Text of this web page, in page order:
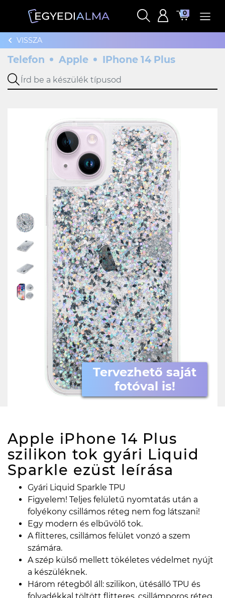
0
VISSZA
Telefon Apple IPhone 14 Plus
Tervezhető saját
fotóval is!
Apple iPhone 14 Plus
szilikon tok gyári Liquid
Sparkle ezüst leírása
Gyári Liquid Sparkle TPU
Figyelem! Teljes felületű nyomtatás után a
folyékony csillámos réteg nem fog látszani!
Egy modern és elbűvölő tok.
A flitteres, csillámos felület vonzó a szem
számára.
A szép külső mellett tökéletes védelmet nyújt
a készüléknek.
Három rétegből áll: szilikon, ütésálló TPU és
folyadékkal töltött flitteres, csillámporos réteg.